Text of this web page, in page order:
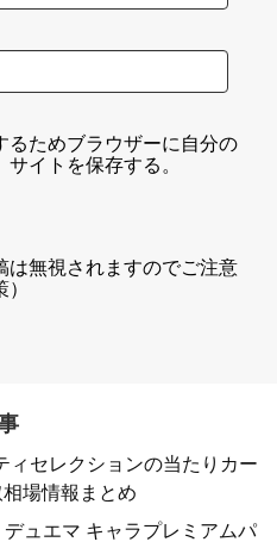
るためブラウザーに自分の
イトを保存する。
は無視されますのでご注意
ィセレクションの当たりカー
場情報まとめ
デュエマ キャラプレミアムパ